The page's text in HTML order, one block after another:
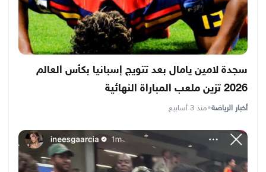
سجدة لامين يامال بعد تتويج إسبانيا بكأس العالم
2026 تزين ملعب المباراة النهائية
أخبار الرياضة•منذ 3 أسابيع